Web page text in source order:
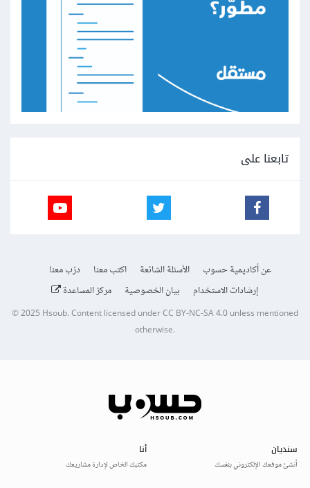
تابعنا على
عن أكاديمية حسوب الأسئلة الشائعة اكتب معنا
درّب معنا
إرشادات الاستخدام
بيان الخصوصية مركز المساعدة
© 2025Hsoub.Content licensed underCC BY-NC-SA 4.0unless mentioned
otherwise.